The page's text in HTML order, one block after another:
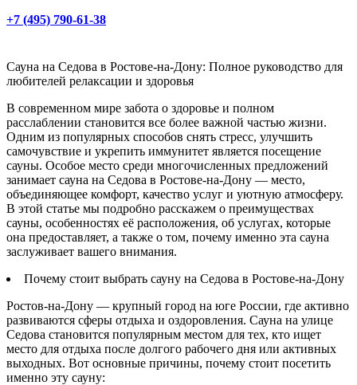
+7 (495) 790-61-38
Сауна на Седова в Ростове-на-Дону: Полное руководство для
любителей релаксации и здоровья
В современном мире забота о здоровье и полном
расслаблении становится все более важной частью жизни.
Одним из популярных способов снять стресс, улучшить
самочувствие и укрепить иммунитет является посещение
сауны. Особое место среди многочисленных предложений
занимает сауна на Седова в Ростове-на-Дону — место,
объединяющее комфорт, качество услуг и уютную атмосферу.
В этой статье мы подробно расскажем о преимуществах
сауны, особенностях её расположения, об услугах, которые
она предоставляет, а также о том, почему именно эта сауна
заслуживает вашего внимания.
Почему стоит выбрать сауну на Седова в Ростове-на-Дону
Ростов-на-Дону — крупный город на юге России, где активно
развиваются сферы отдыха и оздоровления. Сауна на улице
Седова становится популярным местом для тех, кто ищет
место для отдыха после долгого рабочего дня или активных
выходных. Вот основные причины, почему стоит посетить
именно эту сауну: